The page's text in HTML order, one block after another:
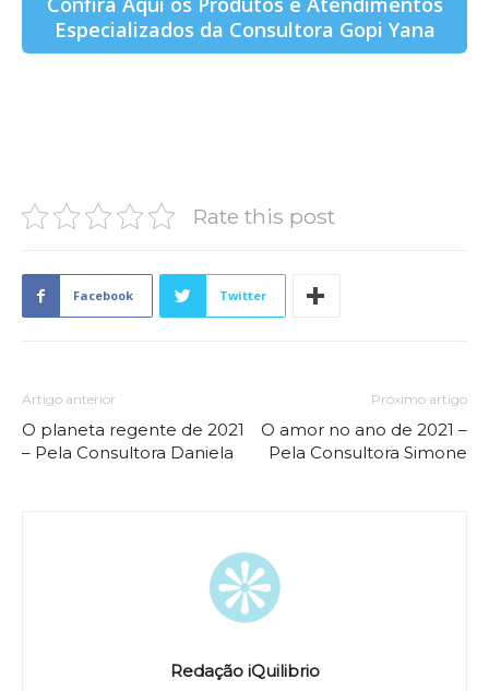
Especializados da Consultora Gopi Yana
Rate this post
Facebook Twitter
Artigo anterior
O planeta regente de 2021
– Pela Consultora Daniela
Próximo artigo
O amor no ano de 2021 –
Pela Consultora Simone
Redação iQuilibrio